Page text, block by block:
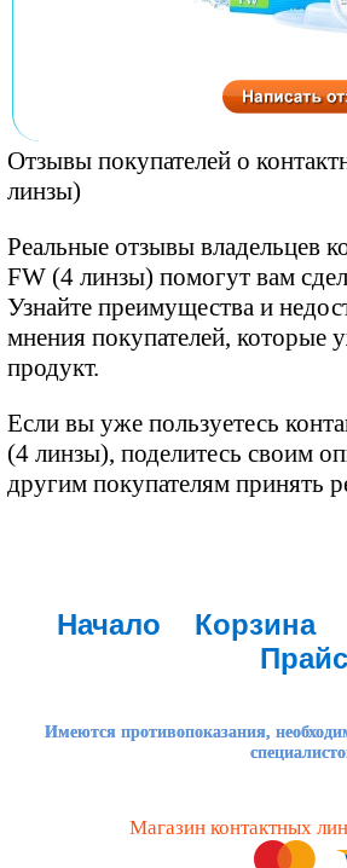
Отзывы покупателей о
линзы)
Реальные отзывы владельцев
FW (4 линзы) помогут вам
Узнайте преимущества и
мнения покупателей, которые
продукт.
Если вы уже пользуетесь
(4 линзы), поделитесь своим
другим покупателям принять
Начало Корзина
Прайс
Имеются противопоказания,
Магазин контактных